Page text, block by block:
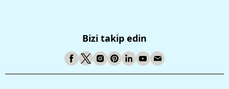
Bizi takip edin